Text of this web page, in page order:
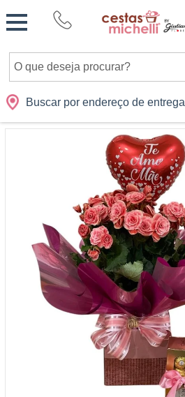
Buscar por endereço de entrega
Cidades Presentes Datas